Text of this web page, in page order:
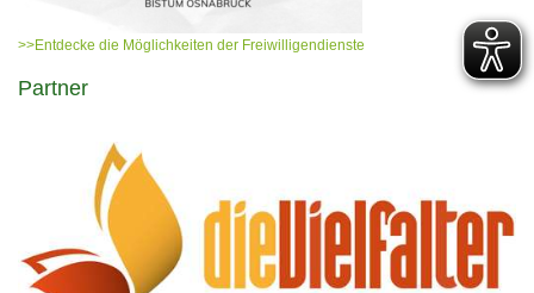
>>Entdecke die Möglichkeiten der Freiwilligendienste
Partner